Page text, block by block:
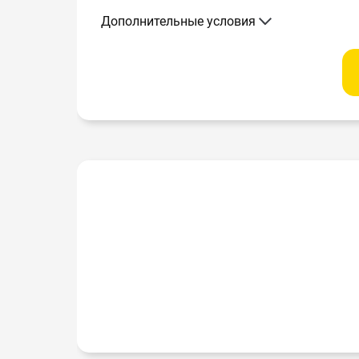
Дополнительные условия